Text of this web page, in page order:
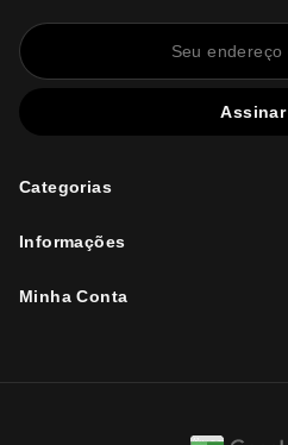
Assinar
Categorias
Informações
Minha Conta